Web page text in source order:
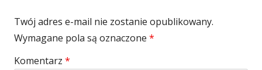
Twój adres e-mail nie zostanie opublikowany.
Wymagane pola są oznaczone *
Komentarz *